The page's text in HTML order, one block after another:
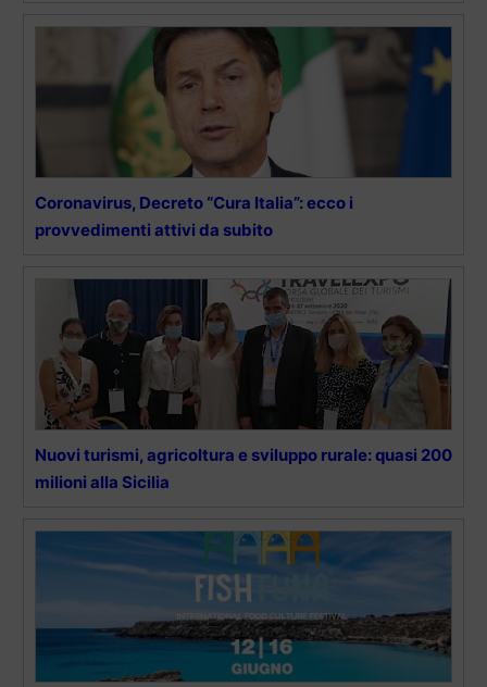
Coronavirus, Decreto “Cura Italia”: ecco i
provvedimenti attivi da subito
Nuovi turismi, agricoltura e sviluppo rurale: quasi 200
milioni alla Sicilia